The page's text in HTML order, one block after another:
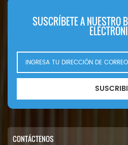
SUSCRÍBETE A NUESTRO
CONTÁCTENOS